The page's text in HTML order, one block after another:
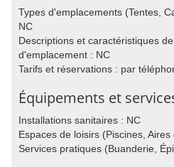
Types d'emplacements (Tentes,
NC
Descriptions et caractéristiques
d'emplacement : NC
Tarifs et réservations : par
Équipements et
Installations sanitaires : NC
Espaces de loisirs (Piscines,
Services pratiques (Buanderie,